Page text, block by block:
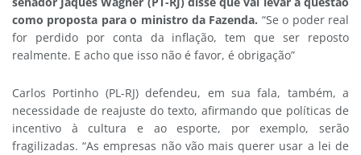
como proposta para o ministro da Fazenda. “Se o poder real
for perdido por conta da inflação, tem que ser reposto
realmente. E acho que isso não é favor, é obrigação”
Carlos Portinho (PL-RJ) defendeu, em sua fala, também, a
necessidade de reajuste do texto, afirmando que políticas de
incentivo à cultura e ao esporte, por exemplo, serão
fragilizadas. “As empresas não vão mais querer usar a lei de